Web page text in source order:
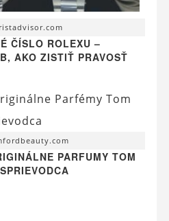
ČÍSLO ROLEXU –
AKO ZISTIŤ PRAVOSŤ
PARFUMY TOM